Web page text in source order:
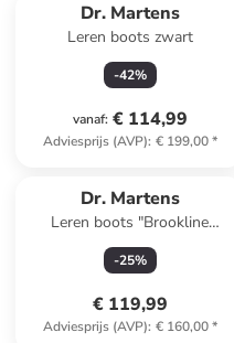
Dr. Martens
Leren boots zwart
-42%
vanaf: € 114,99
Adviesprijs (AVP): € 199,00*
Dr. Martens
Leren boots "Brookline
Chukka" bruin
-25%
€ 119,99
Adviesprijs (AVP): € 160,00*